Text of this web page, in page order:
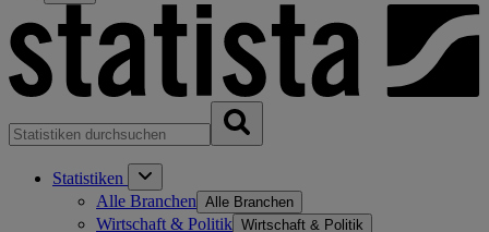
Statistiken
Alle Branchen Alle Branchen
Wirtschaft & Politik Wirtschaft & Politik